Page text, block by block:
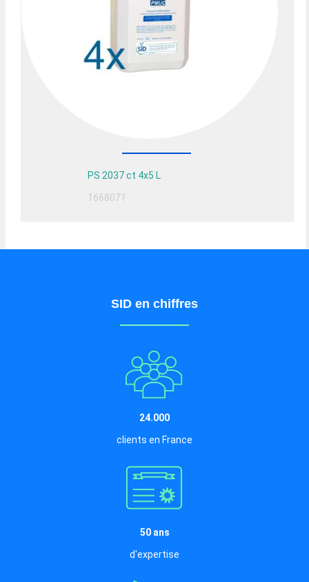
PS 2037 ct 4x5 L
1668071
SID en chiffres
24.000
clients en France
50 ans
d'expertise